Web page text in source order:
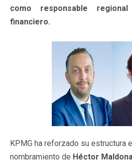
como responsable
financiero.
KPMG ha reforzado su estructura
nombramiento de Héctor